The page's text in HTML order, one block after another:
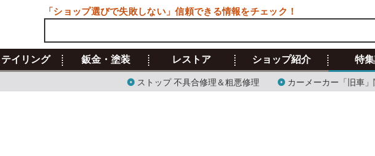
イリング 鈑金・塗装 レストア ショップ紹介 特
ストップ 不具合修理＆粗悪修理 カーメーカー「旧車
「ショップ選びで失敗しない」信頼できる情報をチェック！